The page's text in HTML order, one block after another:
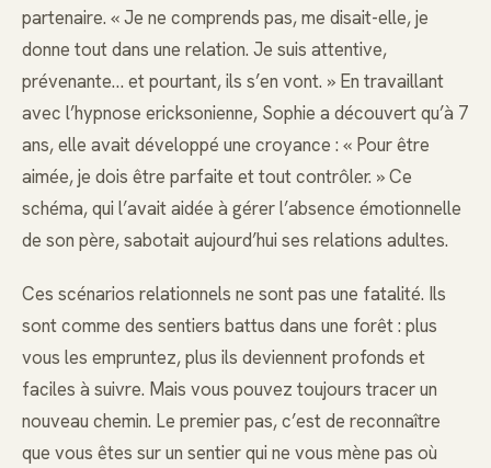
partenaire. « Je ne comprends pas, me disait-elle, je
donne tout dans une relation. Je suis attentive,
prévenante… et pourtant, ils s’en vont. » En travaillant
avec l’hypnose ericksonienne, Sophie a découvert qu’à 7
ans, elle avait développé une croyance : « Pour être
aimée, je dois être parfaite et tout contrôler. » Ce
schéma, qui l’avait aidée à gérer l’absence émotionnelle
de son père, sabotait aujourd’hui ses relations adultes.
Ces scénarios relationnels ne sont pas une fatalité. Ils
sont comme des sentiers battus dans une forêt : plus
vous les empruntez, plus ils deviennent profonds et
faciles à suivre. Mais vous pouvez toujours tracer un
nouveau chemin. Le premier pas, c’est de reconnaître
que vous êtes sur un sentier qui ne vous mène pas où